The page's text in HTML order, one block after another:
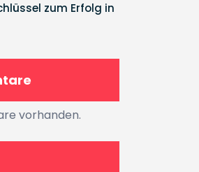
zum Erfolg in
vorhanden.